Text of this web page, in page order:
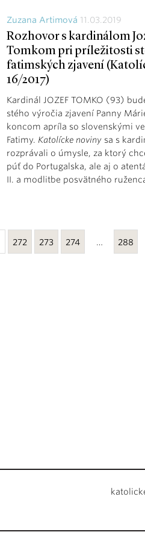
Zuzana Artimová 11.03.2019
Rozhovor s kardinálom
Tomkom pri príležitosti
fatimských zjavení
16/2017)
Kardinál JOZEF TOMKO (93)
stého výročia zjavení Panny
koncom apríla so slovenskými
Fatimy. Katolícke noviny sa s
rozprávali o úmysle, za ktorý
púť do Portugalska, ale aj o
II. a modlitbe posvätného
272 273 274 … 288